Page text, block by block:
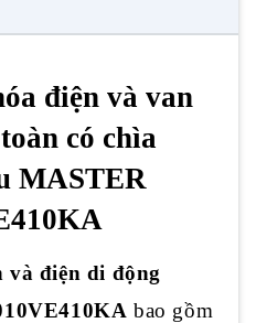
điện và van
có chìa
MASTER
và điện di động
bao gồm